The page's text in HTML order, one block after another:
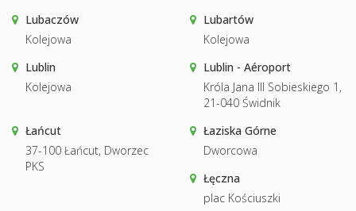
Lubaczów
Kolejowa
Lubartów
Kolejowa
Lublin
Kolejowa
Lublin - Aéroport
Króla Jana III Sobieskiego 1,
21-040 Świdnik
Łańcut
37-100 Łańcut, Dworzec
PKS
Łaziska Górne
Dworcowa
Łęczna
plac Kościuszki